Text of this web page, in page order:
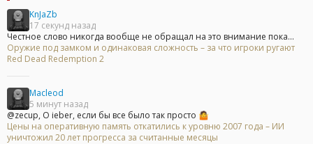
KnJaZb
17 секунд назад
Честное слово никогда вообще не обращал на это внимание пока...
Оружие под замком и одинаковая сложность – за что игроки ругают
Red Dead Redemption 2
Macleod
5 минут назад
@zecup, О ieber, если бы все было так просто 🤷
Цены на оперативную память откатились к уровню 2007 года – ИИ
уничтожил 20 лет прогресса за считанные месяцы